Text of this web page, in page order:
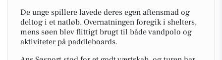
De unge spillere lavede deres egen aftensmad og
deltog i et natløb. Overnatningen foregik i shelters,
mens søen blev flittigt brugt til både vandpolo og
aktiviteter på paddleboards.